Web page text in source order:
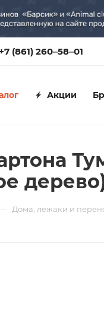
+7 (861) 260‒58‒01
Акции
Дома, лежаки и